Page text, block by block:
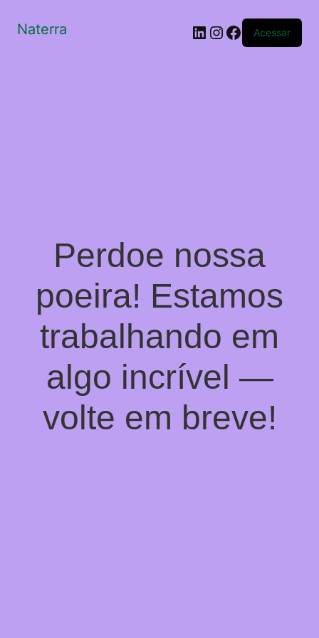
Naterra LinkedIn
Instagram
Facebook
Acessar
Perdoe nossa
poeira! Estamos
trabalhando em
algo incrível —
volte em breve!